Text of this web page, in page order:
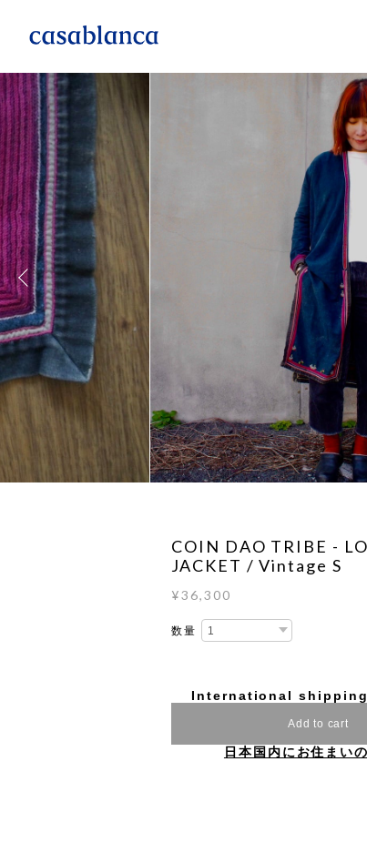
COIN DAO TRIBE -
JACKET / Vintage S
¥36,300
数量
International
Add to cart
日本国内にお住まい